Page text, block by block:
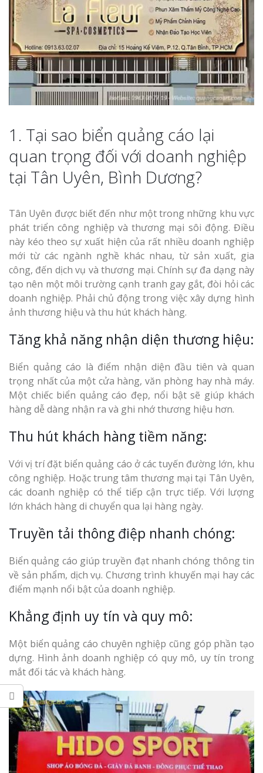
1. Tại sao biển quảng cáo lại
quan trọng đối với doanh nghiệp
tại Tân Uyên, Bình Dương?
Tân Uyên được biết đến như một trong những khu vực
phát triển công nghiệp và thương mại sôi động. Điều
này kéo theo sự xuất hiện của rất nhiều doanh nghiệp
mới từ các ngành nghề khác nhau, từ sản xuất, gia
công, đến dịch vụ và thương mại. Chính sự đa dạng này
tạo nên một môi trường cạnh tranh gay gắt, đòi hỏi các
doanh nghiệp. Phải chủ động trong việc xây dựng hình
ảnh thương hiệu và thu hút khách hàng.
Tăng khả năng nhận diện thương hiệu:
Biển quảng cáo là điểm nhận diện đầu tiên và quan
trọng nhất của một cửa hàng, văn phòng hay nhà máy.
Một chiếc biển quảng cáo đẹp, nổi bật sẽ giúp khách
hàng dễ dàng nhận ra và ghi nhớ thương hiệu hơn.
Thu hút khách hàng tiềm năng:
Với vị trí đặt biển quảng cáo ở các tuyến đường lớn, khu
công nghiệp. Hoặc trung tâm thương mại tại Tân Uyên,
các doanh nghiệp có thể tiếp cận trực tiếp. Với lượng
lớn khách hàng di chuyển qua lại hàng ngày.
Truyền tải thông điệp nhanh chóng:
Biển quảng cáo giúp truyền đạt nhanh chóng thông tin
về sản phẩm, dịch vụ. Chương trình khuyến mại hay các
điểm mạnh nổi bật của doanh nghiệp.
Khẳng định uy tín và quy mô:
Một biển quảng cáo chuyên nghiệp cũng góp phần tạo
dựng. Hình ảnh doanh nghiệp có quy mô, uy tín trong
mắt đối tác và khách hàng.
Làm biển
Nghệ An giá
Thi Công
Nghệ An Nâng Tầm
Hiệu
Làm Biển
Rẻ Tại Vinh Giải Pháp
Quả
Làm Hộp
Cáo Tại Vinh Giá Rẻ
Thi Công
Nghiệp
Làm Biển
Mica Tại Vinh Lấy
Làm biển
tại Vinh Nghệ An
Nam Đàn Uy Tín Giá
Làm Biển
Mỹ Phẩm Vinh Thu
Hàng
Hiệu Shop
Nghệ An Đẹp
Làm Bảng
Thuốc Nghệ An Chuẩn